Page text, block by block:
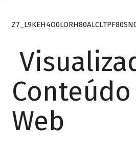
Web